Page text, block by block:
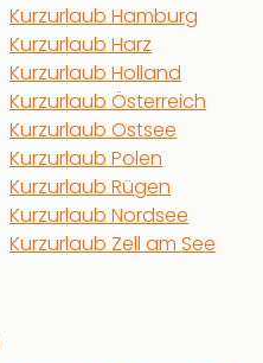
Kurzurlaub Hamburg
Kurzurlaub Harz
Kurzurlaub Holland
Kurzurlaub Österreich
Kurzurlaub Ostsee
Kurzurlaub Polen
Kurzurlaub Rügen
Kurzurlaub Nordsee
Kurzurlaub Zell am See